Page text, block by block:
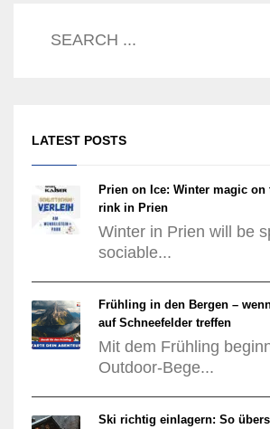
LATEST POSTS
Prien on Ice: Winter magic on
rink in Prien
Winter in Prien will be
sociable...
Frühling in den Bergen –
auf Schneefelder treffen
Mit dem Frühling
Outdoor-Bege...
Ski richtig einlagern: So